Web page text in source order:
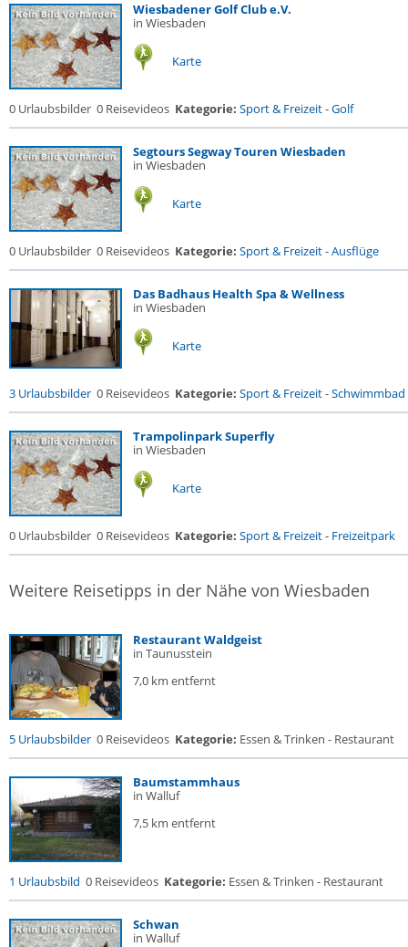
Wiesbadener Golf Club e.V.
in Wiesbaden
Karte
0 Urlaubsbilder 0 Reisevideos Kategorie: Sport & Freizeit-Golf
Segtours Segway Touren Wiesbaden
in Wiesbaden
Karte
0 Urlaubsbilder 0 Reisevideos Kategorie: Sport & Freizeit-Ausflüge
Das Badhaus Health Spa & Wellness
in Wiesbaden
Karte
3 Urlaubsbilder 0 Reisevideos Kategorie: Sport & Freizeit-Schwimmbad
Trampolinpark Superfly
in Wiesbaden
Karte
0 Urlaubsbilder 0 Reisevideos Kategorie: Sport & Freizeit- Freizeitpark
Weitere Reisetipps in der Nähe von Wiesbaden
Restaurant Waldgeist
in Taunusstein
7,0 km entfernt
5 Urlaubsbilder 0 Reisevideos Kategorie: Essen & Trinken - Restaurant
Baumstammhaus
in Walluf
7,5 km entfernt
1 Urlaubsbild 0 Reisevideos Kategorie: Essen & Trinken - Restaurant
Schwan
in Walluf